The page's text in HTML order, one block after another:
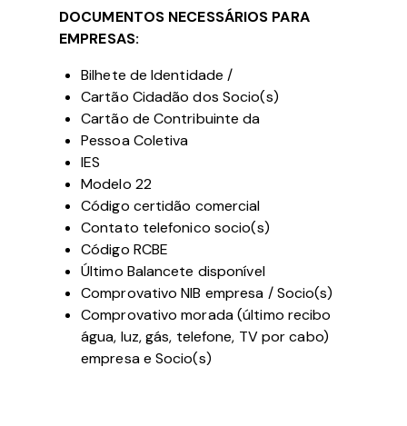
DOCUMENTOS NECESSÁRIOS PARA
EMPRESAS:
Bilhete de Identidade /
Cartão Cidadão dos Socio(s)
Cartão de Contribuinte da
Pessoa Coletiva
IES
Modelo 22
Código certidão comercial
Contato telefonico socio(s)
Código RCBE
Último Balancete disponível
Comprovativo NIB empresa / Socio(s)
Comprovativo morada (último recibo
água, luz, gás, telefone, TV por cabo)
empresa e Socio(s)